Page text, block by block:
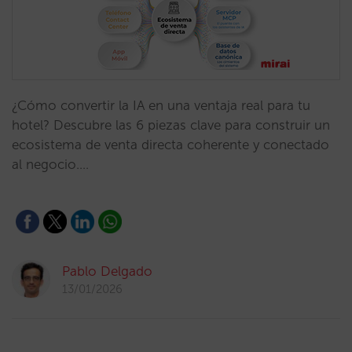
¿Cómo convertir la IA en una ventaja real para tu
hotel? Descubre las 6 piezas clave para construir un
ecosistema de venta directa coherente y conectado
al negocio.…
Pablo Delgado
13/01/2026